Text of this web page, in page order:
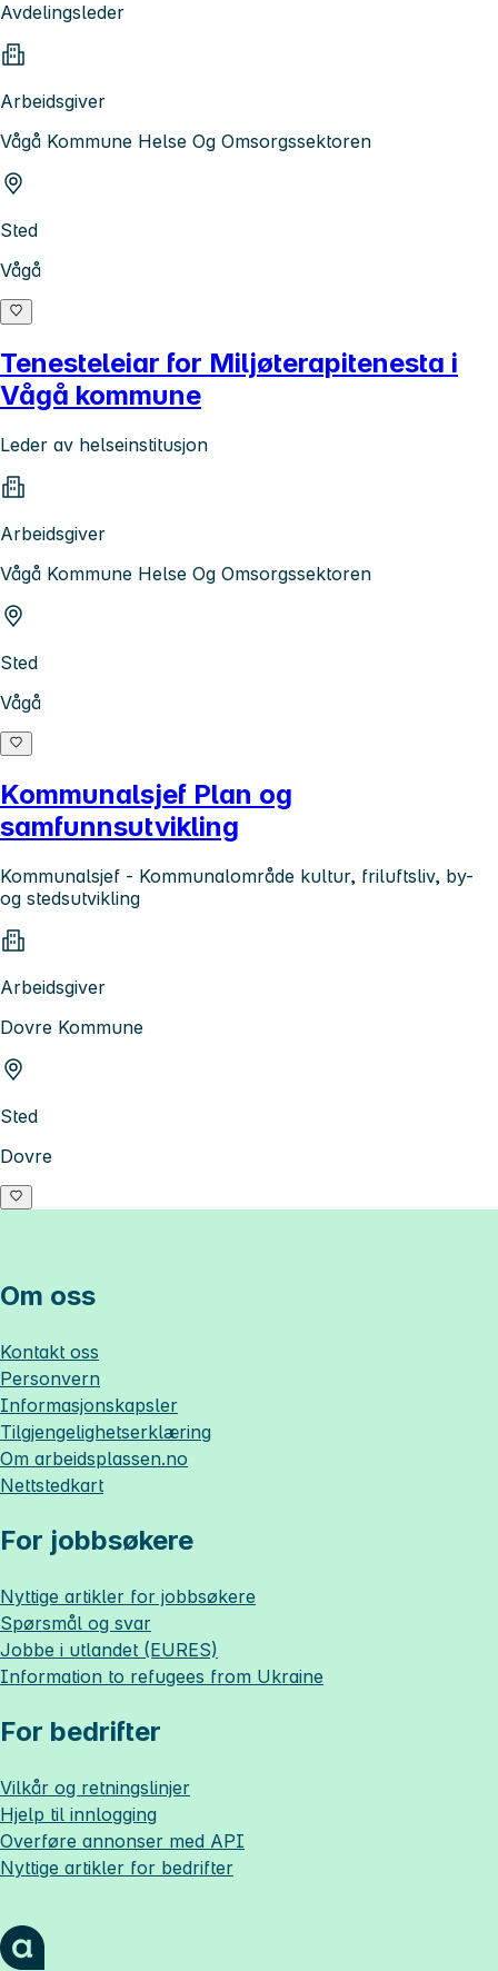
Avdelingsleder
Arbeidsgiver
Vågå Kommune Helse Og Omsorgssektoren
Sted
Vågå
Tenesteleiar for Miljøterapitenesta i
Vågå kommune
Leder av helseinstitusjon
Arbeidsgiver
Vågå Kommune Helse Og Omsorgssektoren
Sted
Vågå
Kommunalsjef Plan og
samfunnsutvikling
Kommunalsjef - Kommunalområde kultur, friluftsliv, by-
og stedsutvikling
Arbeidsgiver
Dovre Kommune
Sted
Dovre
Om oss
Kontakt oss
Personvern
Informasjonskapsler
Tilgjengelighetserklæring
Om arbeidsplassen.no
Nettstedkart
For jobbsøkere
Nyttige artikler for jobbsøkere
Spørsmål og svar
Jobbe i utlandet (EURES)
Information to refugees from Ukraine
For bedrifter
Vilkår og retningslinjer
Hjelp til innlogging
Overføre annonser med API
Nyttige artikler for bedrifter